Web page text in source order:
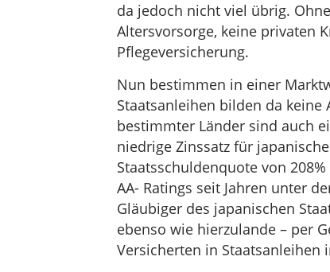
da jedoch nicht viel übrig.
Altersvorsorge, keine privaten
Pflegeversicherung.
Nun bestimmen in einer
Staatsanleihen bilden da
bestimmter Länder sind auch
niedrige Zinssatz für
Staatsschuldenquote von
AA- Ratings seit Jahren unter
Gläubiger des japanischen
ebenso wie hierzulande – per
Versicherten in Staatsanleihen